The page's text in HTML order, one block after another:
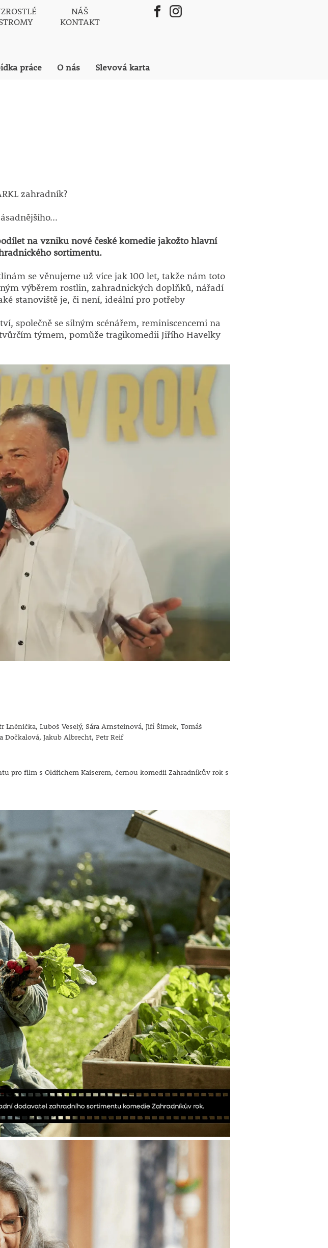
NÁŠ
KONTAKT
práce O nás Slevová karta
zahradník?
na vzniku nové české komedie jakožto hlavní
sortimentu.
se věnujeme už více jak 100 let, takže nám toto
výběrem rostlin, zahradnických doplňků, nářadí
stanoviště je, či není, ideální pro potřeby
společně se silným scénářem, reminiscencemi na
týmem, pomůže tragikomedii Jiřího Havelky
Luboš Veselý, Sára Arnsteinová, Jiří Šimek, Tomáš
Dočkalová, Jakub Albrecht, Petr Reif
pro film s Oldřichem Kaiserem, černou komedii Zahradníkův rok s